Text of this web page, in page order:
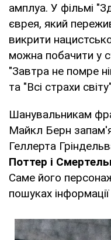
амплуа. У фільмі
єврея, який
викрити
можна побачити у
"Завтра не помре
та "Всі страхи
Шанувальникам
Майкл Берн
Геллерта
Поттер і
Саме його
пошуках